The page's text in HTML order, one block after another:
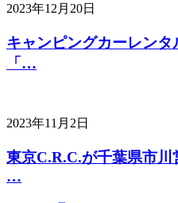
2023年12月20日
キャンピングカーレンタ
「…
2023年11月2日
東京C.R.C.が千葉県市
…